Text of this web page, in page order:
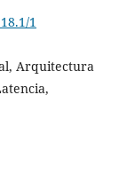
1
Arquitectura